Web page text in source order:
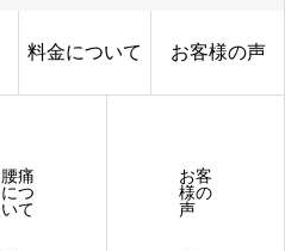
料金について お客様の声
腰痛
につ
いて
お客
様の
声